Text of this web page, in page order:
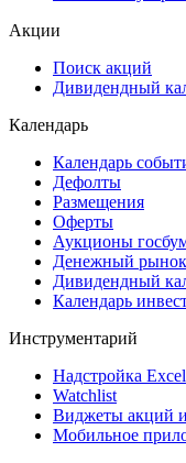
ESG
Самые
Дивидендный
Календарь
Календарь
Дефолты
Размещения
Оферты
Аукционы
Денежный рынок
Календарь
Инструментарий
Надстройка Excel